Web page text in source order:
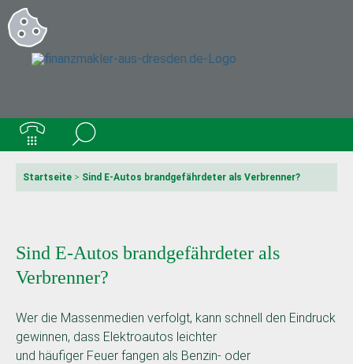
Startseite > Sind E-Autos brandgefährdeter als Verbrenner?
Sind E-Autos brandgefährdeter als
Verbrenner?
Wer die Massenmedien verfolgt, kann schnell den Eindruck
gewinnen, dass Elektroautos leichter
und häufiger Feuer fangen als Benzin- oder